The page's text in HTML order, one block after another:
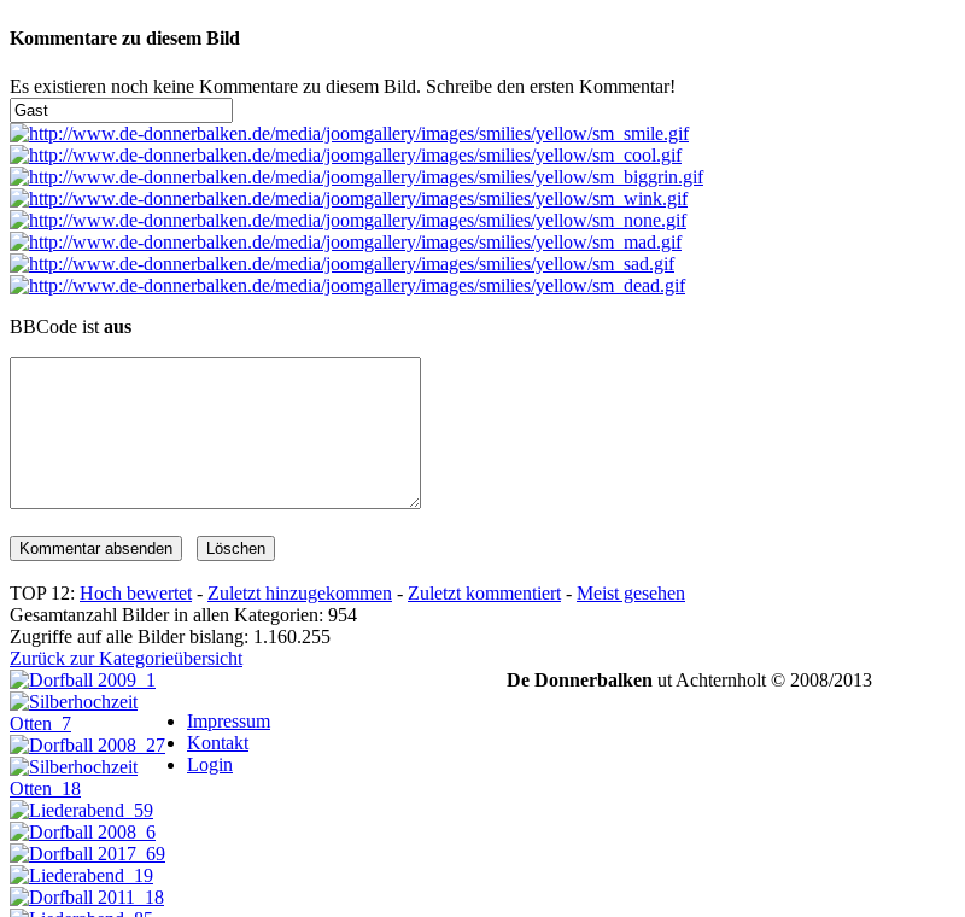
Kommentare zu diesem Bild
Es existieren noch keine Kommentare zu diesem Bild. Schreibe den ersten Kommentar!
BBCode ist aus
TOP 12: Hoch bewertet - Zuletzt hinzugekommen - Zuletzt kommentiert - Meist gesehen
Gesamtanzahl Bilder in allen Kategorien: 954
Zugriffe auf alle Bilder bislang: 1.160.255
Zurück zur Kategorieübersicht
De Donnerbalken ut Achternholt © 2008/2013
Impressum
Kontakt
Login